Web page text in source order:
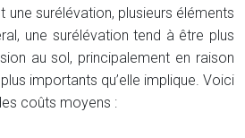
une surélévation, plusieurs éléments
une surélévation tend à être plus
au sol, principalement en raison
importants qu’elle implique. Voici
coûts moyens :